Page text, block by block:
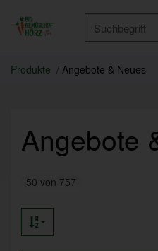
Produkte Angebote & Neues
Angebote
50 von 757